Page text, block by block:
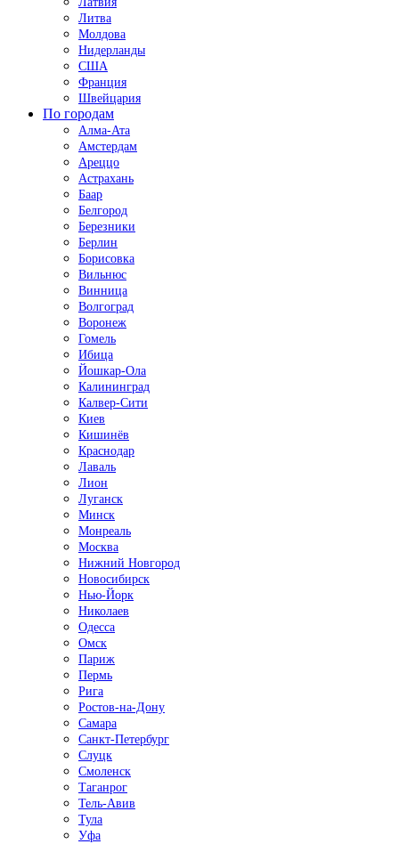
Литва
Молдова
Нидерланды
США
Франция
Швейцария
По городам
Алма-Ата
Амстердам
Ареццо
Астрахань
Баар
Белгород
Березники
Берлин
Борисовка
Вильнюс
Винница
Волгоград
Воронеж
Гомель
Ибица
Йошкар-Ола
Калининград
Калвер-Сити
Киев
Кишинёв
Краснодар
Лаваль
Лион
Луганск
Минск
Монреаль
Москва
Нижний Новгород
Новосибирск
Нью-Йорк
Николаев
Одесса
Омск
Париж
Пермь
Рига
Ростов-на-Дону
Самара
Санкт-Петербург
Слуцк
Смоленск
Таганрог
Тель-Авив
Тула
Уфа